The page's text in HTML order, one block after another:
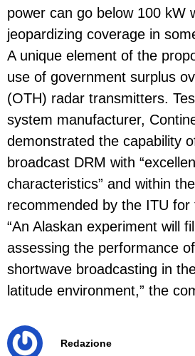
power can go below 100 kW
jeopardizing coverage in
A unique element of the
use of government surplus
(OTH) radar transmitters.
system manufacturer,
demonstrated the capability
broadcast DRM with
characteristics” and within
recommended by the ITU for
“An Alaskan experiment will
assessing the performance
shortwave broadcasting in
latitude environment,” the
Redazione